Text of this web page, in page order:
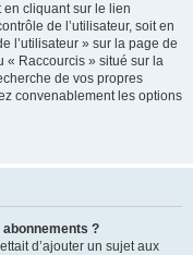
en cliquant sur le lien
de l’utilisateur, soit en
l’utilisateur » sur la page de
« Raccourcis » situé sur la
de vos propres
convenablement les options
?
d’ajouter un sujet aux